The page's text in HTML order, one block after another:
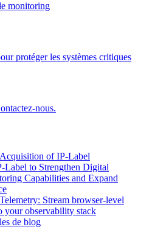
monitoring
protéger les systèmes critiques
nous.
of IP-Label
Label to Strengthen Digital
Capabilities and Expand
Stream browser-level
your observability stack
de blog